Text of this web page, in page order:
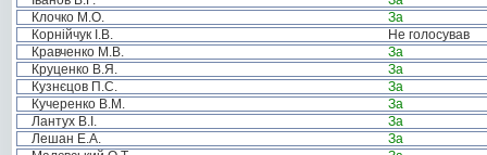
Клочко М.О.
За
Корнійчук І.В.
Не голосував
Кравченко М.В.
За
Круценко В.Я.
За
Кузнєцов П.С.
За
Кучеренко В.М.
За
Лантух В.І.
За
Лешан Е.А.
За